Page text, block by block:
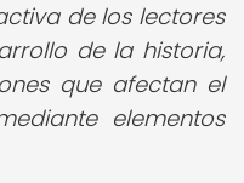
de los lectores
de la historia,
que afectan el
elementos